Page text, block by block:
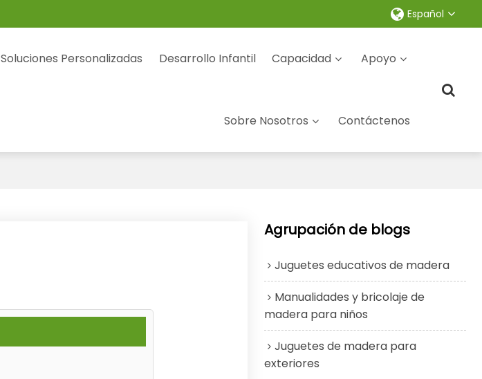
Español
Soluciones Personalizadas Desarrollo Infantil Capacidad Apoyo
Sobre Nosotros Contáctenos
Agrupación de blogs
Juguetes educativos de madera
Manualidades y bricolaje de
madera para niños
Juguetes de madera para
exteriores